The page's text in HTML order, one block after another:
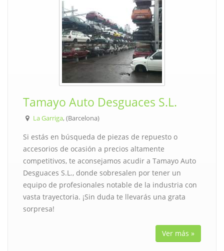
Tamayo Auto Desguaces S.L.
La Garriga, (Barcelona)
Si estás en búsqueda de piezas de repuesto o
accesorios de ocasión a precios altamente
competitivos, te aconsejamos acudir a Tamayo Auto
Desguaces S.L., donde sobresalen por tener un
equipo de profesionales notable de la industria con
vasta trayectoria. ¡Sin duda te llevarás una grata
sorpresa!
Ver más »